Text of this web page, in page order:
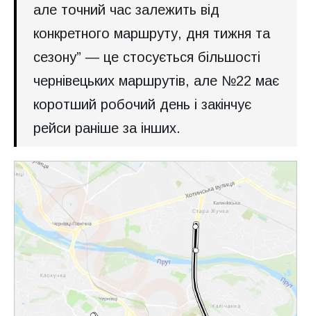
але точний час залежить від
конкретного маршруту, дня тижня та
сезону” — це стосується більшості
чернівецьких маршрутів, але №22 має
коротший робочий день і закінчує
рейси раніше за інших.